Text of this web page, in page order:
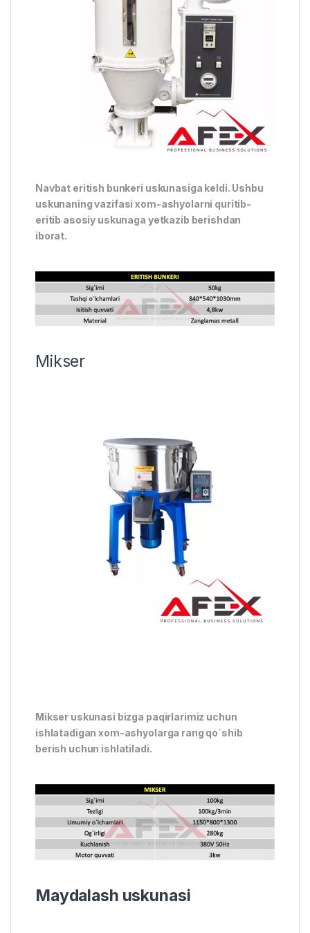
Navbat eritish bunkeri uskunasiga keldi. Ushbu
uskunaning vazifasi xom-ashyolarni quritib-
eritib asosiy uskunaga yetkazib berishdan
iborat.
Mikser
Mikser uskunasi bizga paqirlarimiz uchun
ishlatadigan xom-ashyolarga rang qo`shib
berish uchun ishlatiladi.
Maydalash uskunasi